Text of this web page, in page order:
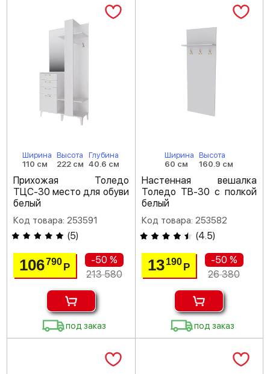
Ширина
110 см
Высота
222 см
Глубина
40.6 см
Прихожая Толедо
ТЦС-30 место для обуви
белый
Код товара: 253591
(5)
106790Р
-50 %
213 580
под заказ
Ширина
60 см
Высота
160.9 см
Настенная вешалка
Толедо ТВ-30 с полкой
белый
Код товара: 253582
(4.5)
13 190 Р
-50 %
26 380
под заказ